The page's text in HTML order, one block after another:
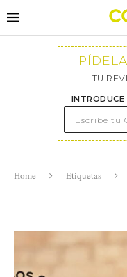
TU
INTRODUCE
Home Etiquetas